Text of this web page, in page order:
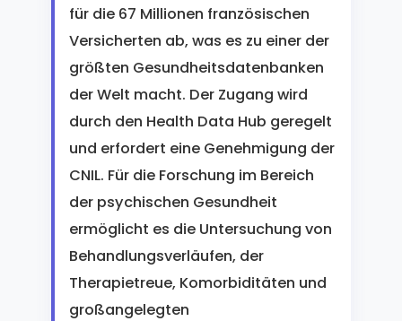
für die 67 Millionen französischen
Versicherten ab, was es zu einer der
größten Gesundheitsdatenbanken
der Welt macht. Der Zugang wird
durch den Health Data Hub geregelt
und erfordert eine Genehmigung der
CNIL. Für die Forschung im Bereich
der psychischen Gesundheit
ermöglicht es die Untersuchung von
Behandlungsverläufen, der
Therapietreue, Komorbiditäten und
großangelegten